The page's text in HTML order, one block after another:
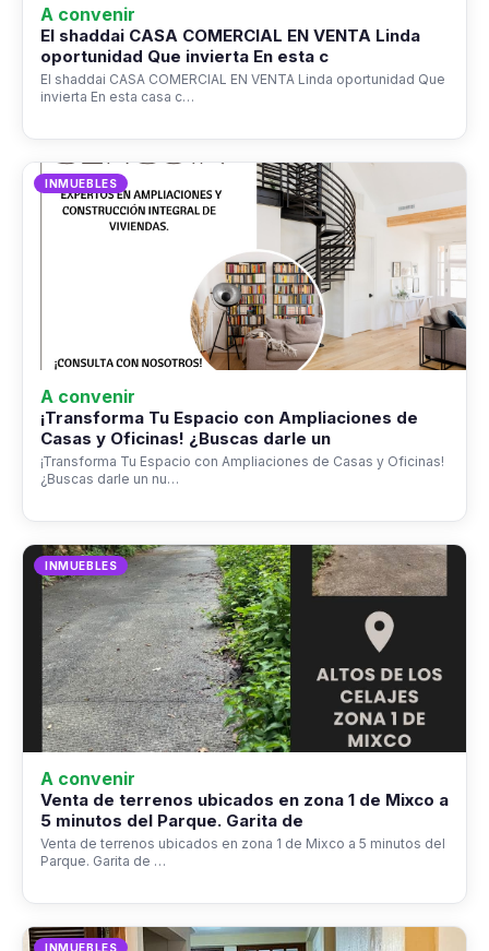
A convenir
El shaddai CASA COMERCIAL EN VENTA Linda
oportunidad Que invierta En esta c
El shaddai CASA COMERCIAL EN VENTA Linda oportunidad Que
invierta En esta casa c…
INMUEBLES
A convenir
¡Transforma Tu Espacio con Ampliaciones de
Casas y Oficinas! ¿Buscas darle un
¡Transforma Tu Espacio con Ampliaciones de Casas y Oficinas!
¿Buscas darle un nu…
INMUEBLES
A convenir
Venta de terrenos ubicados en zona 1 de Mixco a
5 minutos del Parque. Garita de
Venta de terrenos ubicados en zona 1 de Mixco a 5 minutos del
Parque. Garita de …
INMUEBLES